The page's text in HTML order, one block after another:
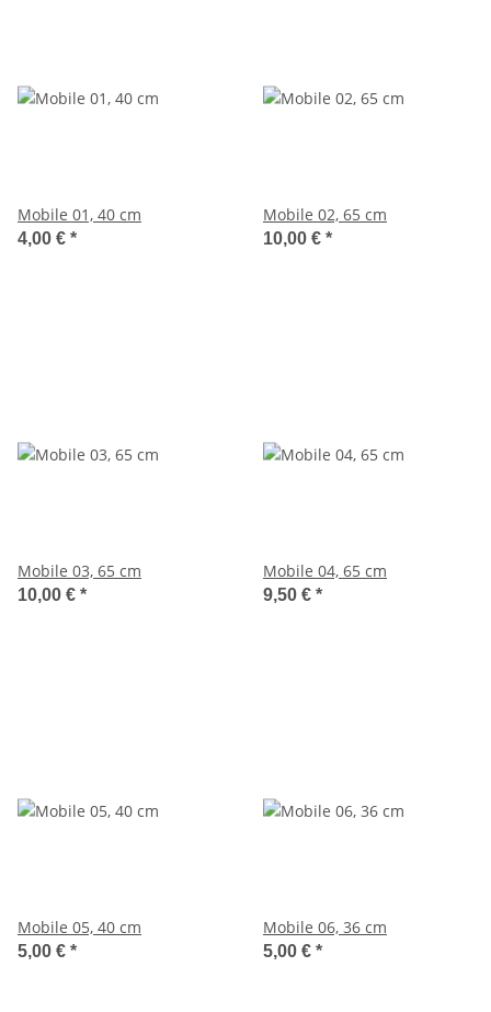
Mobile 01, 40 cm
4,00 € *
Mobile 02, 65 cm
10,00 € *
Mobile 03, 65 cm
10,00 € *
Mobile 04, 65 cm
9,50 € *
Mobile 05, 40 cm
5,00 € *
Mobile 06, 36 cm
5,00 € *